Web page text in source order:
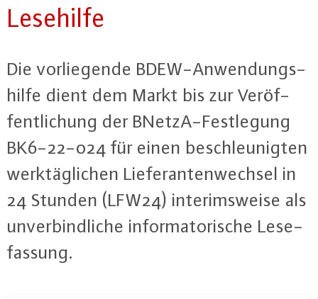
Lesehilfe
Die vor­lie­gen­de BDEW-An­wen­dungs­
hil­fe dient dem Markt bis zur Ver­öf­
fent­li­chung der BNetzA-Fest­le­gung
BK6-22-024 für einen be­schleu­nig­ten
werk­täg­li­chen Lie­fe­ran­ten­wech­sel in
24 Stunden (LFW24) in­te­rims­wei­se als
un­ver­bind­li­che in­for­ma­to­ri­sche Le­se­
fas­sung.